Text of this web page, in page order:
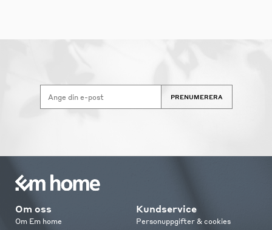
PRENUMERERA
Om oss
Om Em home
Kundservice
Personuppgifter & cookies